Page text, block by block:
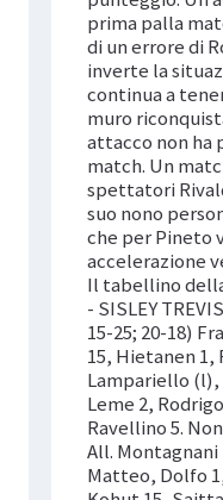
prima palla
di un errore di
inverte la
continua a
muro
attacco non ha
match. Un
spettatori
suo nono
che per Pineto
accelerazione
Il tabellino
- SISLEY
15-25; 20-18)
15, Hietanen 1,
Lampariello (l),
Leme 2,
Ravellino 5.
All.
Matteo, Dolfo